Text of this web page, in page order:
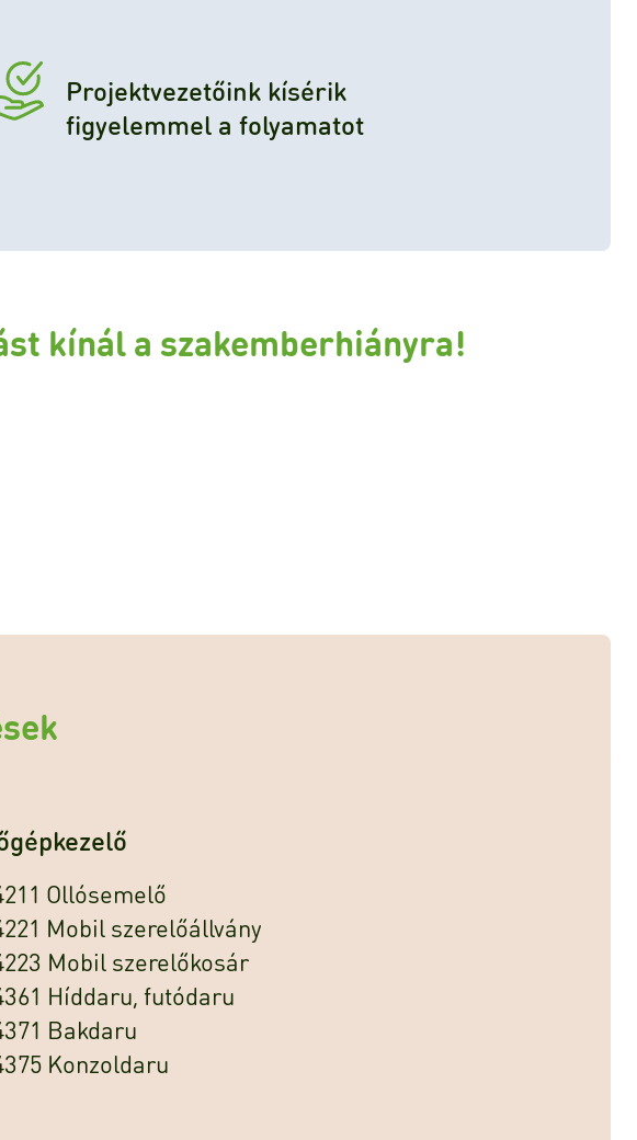
Projektvezetőink kísérik
figyelemmel a folyamatot
kínál a szakemberhiányra!
Ollósemelő
Mobil szerelőállvány
Mobil szerelőkosár
Híddaru, futódaru
Bakdaru
Konzoldaru